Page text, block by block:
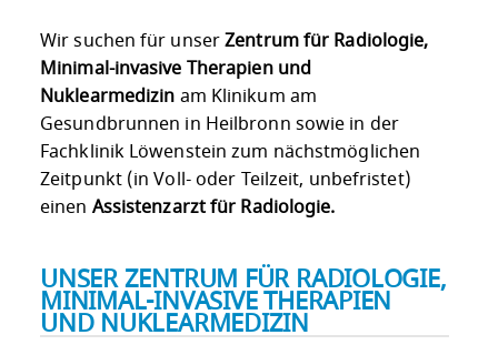
Wir suchen für unserZentrum für Radiologie,
Minimal-invasive Therapien und
Nuklearmedizin am Klinikum am
Gesundbrunnen in Heilbronn sowie in der
Fachklinik Löwenstein zum nächstmöglichen
Zeitpunkt (in Voll- oder Teilzeit, unbefristet)
einen Assistenzarzt für Radiologie.
UNSER ZENTRUM FÜR RADIOLOGIE,
MINIMAL-INVASIVE THERAPIEN
UND NUKLEARMEDIZIN